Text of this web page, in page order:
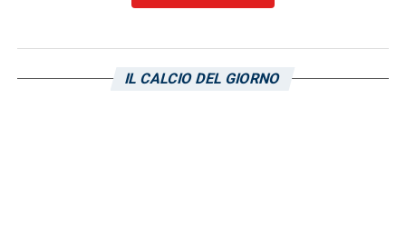
IL CALCIO DEL GIORNO